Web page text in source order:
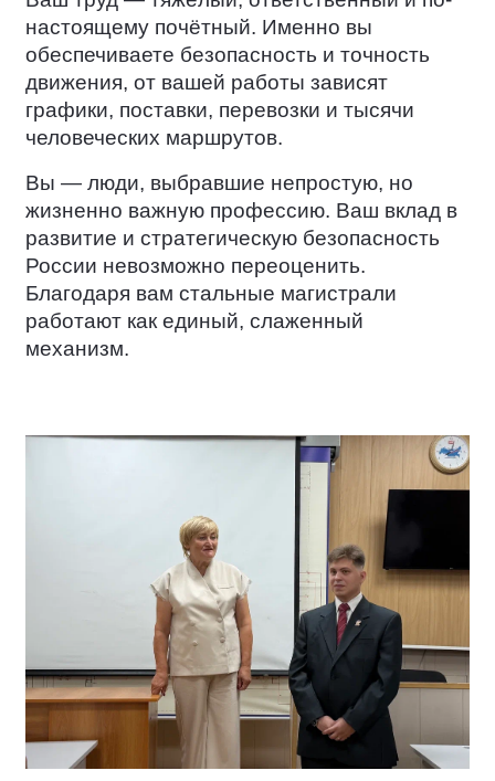
настоящему почётный. Именно вы
обеспечиваете безопасность и точность
движения, от вашей работы зависят
графики, поставки, перевозки и тысячи
человеческих маршрутов.
Вы — люди, выбравшие непростую, но
жизненно важную профессию. Ваш вклад в
развитие и стратегическую безопасность
России невозможно переоценить.
Благодаря вам стальные магистрали
работают как единый, слаженный
механизм.